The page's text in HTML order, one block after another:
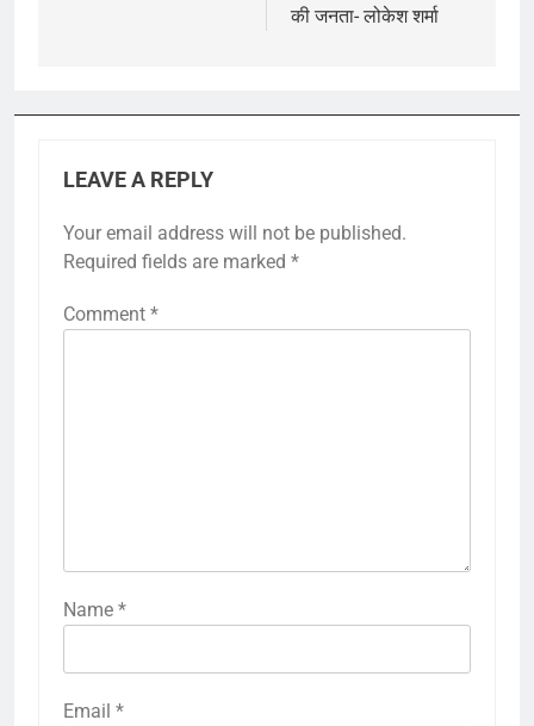
की जनता- लोकेश शर्मा
LEAVE A REPLY
Your email address will not be published.
Required fields are marked *
Comment *
Name *
Email *